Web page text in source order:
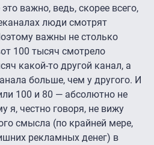
важно, ведь, скорее всего,
люди смотрят
важны не столько
100 тысяч смотрело
какой-то другой канал, а
больше, чем у другого. И
100 и 80 — абсолютно не
я, честно говоря, не вижу
смысла (по крайней мере,
рекламных денег) в